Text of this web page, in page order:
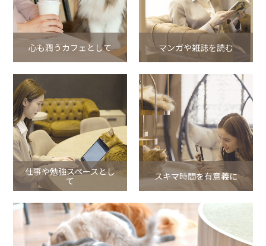
心も潤うカフェとして マンガや雑誌を読む
仕事や勉強スペースとし
て
スキマ時間を有意義に